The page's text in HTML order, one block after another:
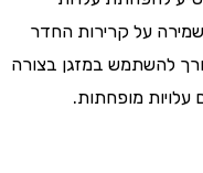
על קרירות החדר
במזגן בצורה
מופחתות.